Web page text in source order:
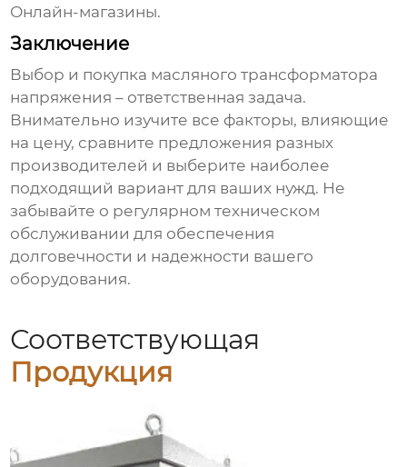
Онлайн-магазины.
Заключение
Выбор и покупка масляного трансформатора
напряжения – ответственная задача.
Внимательно изучите все факторы, влияющие
на цену, сравните предложения разных
производителей и выберите наиболее
подходящий вариант для ваших нужд. Не
забывайте о регулярном техническом
обслуживании для обеспечения
долговечности и надежности вашего
оборудования.
Соответствующая
Продукция